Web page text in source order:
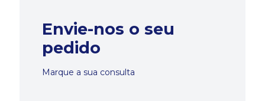
Envie-nos o seu
pedido
Marque a sua consulta